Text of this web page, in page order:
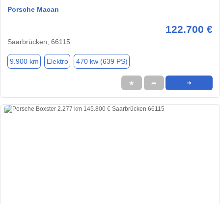
Porsche Macan
122.700 €
Saarbrücken, 66115
9.900 km Elektro 470 kw (639 PS)
★ ➦ ➜